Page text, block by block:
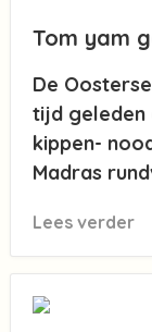
Tom yam
De
tijd geleden
kippen-
Madras
Lees verder